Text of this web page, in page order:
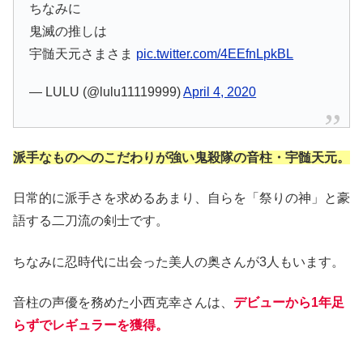
ちなみに
鬼滅の推しは
宇髄天元さまさま pic.twitter.com/4EEfnLpkBL
— LULU (@lulu11119999)April 4, 2020
派手なものへのこだわりが強い鬼殺隊の音柱・宇髄天元。
日常的に派手さを求めるあまり、自らを「祭りの神」と豪
語する二刀流の剣士です。
ちなみに忍時代に出会った美人の奥さんが3人もいます。
音柱の声優を務めた小西克幸さんは、 デビューから1年足
らずでレギュラーを獲得。